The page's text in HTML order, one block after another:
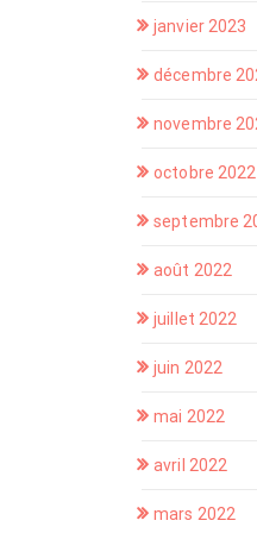
janvier 2023
décembre
novembre
octobre 2022
septembre
août 2022
juillet 2022
juin 2022
mai 2022
avril 2022
mars 2022